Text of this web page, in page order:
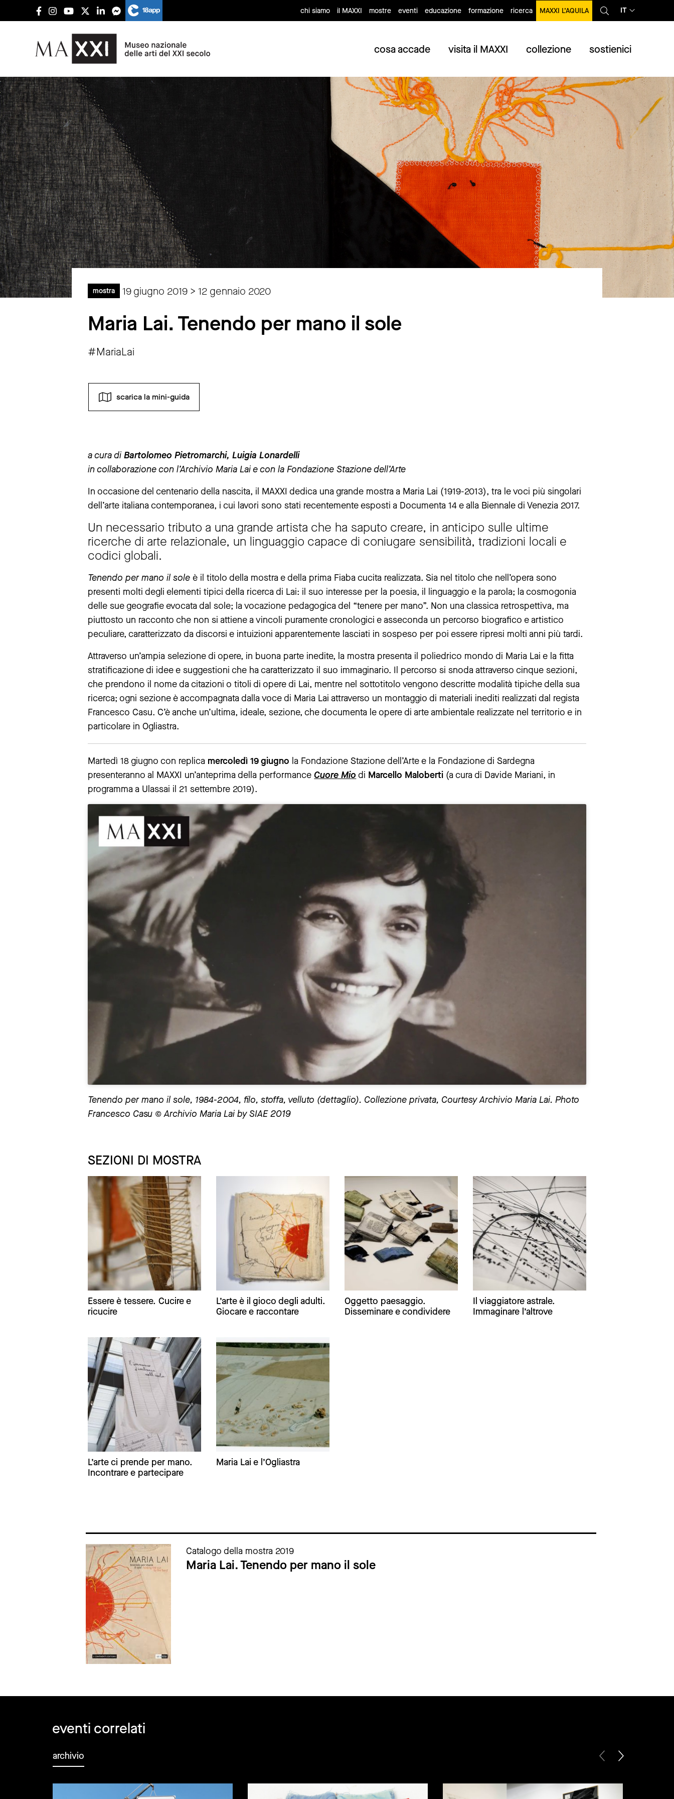
chi siamo il MAXXI mostre eventi educazione formazione ricerca MAXXI L’AQUILA IT
cosa accade visita il MAXXI collezione sostienici
mostra 19 giugno 2019 > 12 gennaio 2020
Maria Lai. Tenendo per mano il sole
#MariaLai
scarica la mini-guida
damartedìadomenica11 – 19
la biglietteria è aperta fino a un’ora prima della chiusura del Museo
avviso chiusure straordinare
La mostra “The Large Glass”resterà chiusa da giovedì 25 giugno a giovedì 3 settembre.
La mostra “Andrea Pazienza. Non sempre si muore” resterà chiusa da giovedì 30 luglio a martedì 1 settembre.
Ci scusiamo per il disagio.
maggiori informazioni
a cura diBartolomeo Pietromarchi, Luigia Lonardelli
in collaborazione con l’Archivio Maria Lai e con la Fondazione Stazione dell’Arte
In occasione del centenario della nascita, il MAXXI dedica una grande mostra a Maria Lai (1919-2013), tra le voci più singolari
dell’arte italiana contemporanea, i cui lavori sono stati recentemente esposti a Documenta 14 e alla Biennale di Venezia 2017.
Un necessario tributo a una grande artista che ha saputo creare, in anticipo sulle ultime
ricerche di arte relazionale, un linguaggio capace di coniugare sensibilità, tradizioni locali e
codici globali.
Tenendo per mano il soleè il titolo della mostra e della prima Fiaba cucita realizzata. Sia nel titolo che nell’opera sono
presenti molti degli elementi tipici della ricerca di Lai: il suo interesse per la poesia, il linguaggio e la parola; la cosmogonia
delle sue geografie evocata dal sole; la vocazione pedagogica del “tenere per mano”. Non una classica retrospettiva, ma
piuttosto un racconto che non si attiene a vincoli puramente cronologici e asseconda un percorso biografico e artistico
peculiare, caratterizzato da discorsi e intuizioni apparentemente lasciati in sospeso per poi essere ripresi molti anni più tardi.
Attraverso un’ampia selezione di opere, in buona parte inedite, la mostra presenta il poliedrico mondo di Maria Lai e la fitta
stratificazione di idee e suggestioni che ha caratterizzato il suo immaginario. Il percorso si snoda attraverso cinque sezioni,
che prendono il nome da citazioni o titoli di opere di Lai, mentre nel sottotitolo vengono descritte modalità tipiche della sua
ricerca; ogni sezione è accompagnata dalla voce di Maria Lai attraverso un montaggio di materiali inediti realizzati dal regista
Francesco Casu. C’è anche un’ultima, ideale, sezione, che documenta le opere di arte ambientale realizzate nel territorio e in
particolare in Ogliastra.
Martedì 18 giugno con replica mercoledì 19 giugno la Fondazione Stazione dell’Arte e la Fondazione di Sardegna
presenteranno al MAXXI un’anteprima della performanceCuore Mio di Marcello Maloberti (a cura di Davide Mariani, in
programma a Ulassai il 21 settembre 2019).
Tenendo per mano il sole, 1984-2004, filo, stoffa, velluto (dettaglio). Collezione privata, Courtesy Archivio Maria Lai. Photo
Francesco Casu © Archivio Maria Lai by SIAE 2019
SEZIONI DI MOSTRA
Essere è tessere. Cucire e
ricucire
L’arte è il gioco degli adulti.
Giocare e raccontare
Oggetto paesaggio.
Disseminare e condividere
Il viaggiatore astrale.
Immaginare l’altrove
L’arte ci prende per mano.
Incontrare e partecipare
Maria Lai e l’Ogliastra
Cataloghi della mostraCatalogo della mostra 2019
Maria Lai. Tenendo per mano il sole
eventi correlati
archivio